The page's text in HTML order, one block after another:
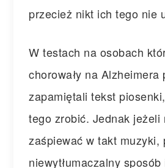
przecież nikt ich tego nie
W testach na osobach
chorowały na Alzheimera
zapamiętali tekst
tego zrobić. Jednak jeżeli
zaśpiewać w takt muzyki,
niewytłumaczalny sposób